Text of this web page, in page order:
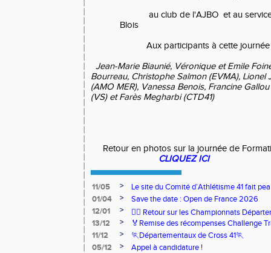
au club de l'AJBO et au
Blois
Aux participants à cette journée
Jean-Marie Biaunié, Véronique et Emile
Bourreau, Christophe Salmon (EVMA), Lionel
(AMO MER), Vanessa Benois, Francine
(VS) et Farès Megharbi (CTD41)
Retour en photos sur la journée de
CLIQUEZ ICI
11/05 >
Le site du Comité d’Athlétisme 41 fait
01/04
>
Save the date : Open de France 2026
12/01
>
🏃‍♂️ Retour sur les Championnats
13/12
>
🏅Remise des récompenses Challenge
11/12
>
🏃Départementaux de Cross 41🏃
05/12
>
Appel à candidature !